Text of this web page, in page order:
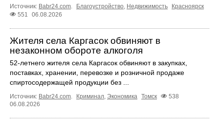
Источник: Babr24.com. Благоустройство, Недвижимость
Красноярск
551
06.08.2026
Жителя села Каргасок обвиняют в
незаконном обороте алкоголя
52-летнего жителя села Каргасок обвиняют в закупках,
поставках, хранении, перевозке и розничной продаже
спиртосодержащей продукции без ...
Источник: Babr24.com. Криминал, Экономика Томск
538
06.08.2026